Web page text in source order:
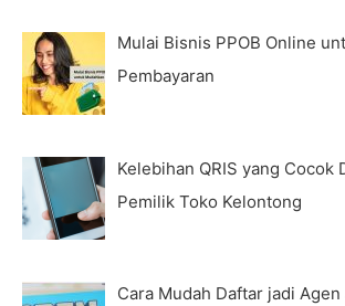
Mulai Bisnis PPOB Online
Pembayaran
Kelebihan QRIS yang Cocok
Pemilik Toko Kelontong
Cara Mudah Daftar jadi